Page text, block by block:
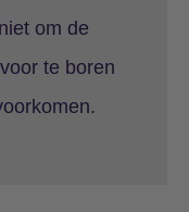
om de
te boren